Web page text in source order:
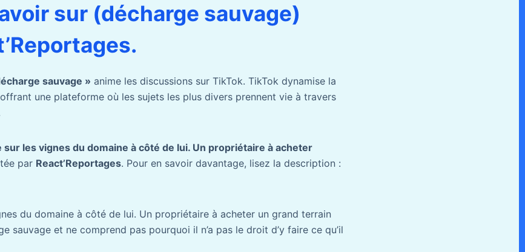
sur (décharge sauvage)
sauvage » anime les discussions sur TikTok. TikTok dynamise la
une plateforme où les sujets les plus divers prennent vie à travers
sur les vignes du domaine à côté de lui. Un propriétaire à acheter
par React’Reportages. Pour en savoir davantage, lisez la description :
du domaine à côté de lui. Un propriétaire à acheter un grand terrain
sauvage et ne comprend pas pourquoi il n’a pas le droit d’y faire ce qu’il